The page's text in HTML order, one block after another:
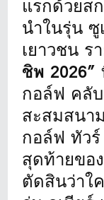
แรกด้วยส
นำในรุ่น
เยาวชน ร
ชิพ 2026”
กอล์ฟ คลั
สะสมสนา
กอล์ฟ ทัว
สุดท้ายขอ
ตัดสินว่าใ